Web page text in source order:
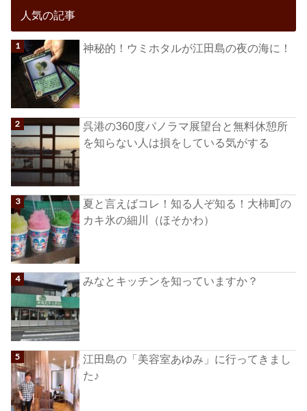
人気の記事
神秘的！ウミホタルが江田島の夜の海に！
呉港の360度パノラマ展望台と無料休憩所
を知らない人は損をしている気がする
夏と言えばコレ！知る人ぞ知る！大柿町の
カキ氷の細川（ほそかわ）
みなとキッチンを知っていますか？
江田島の「美容室あゆみ」に行ってきまし
た♪